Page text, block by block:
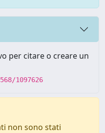
per citare o creare un
1097626
non sono stati